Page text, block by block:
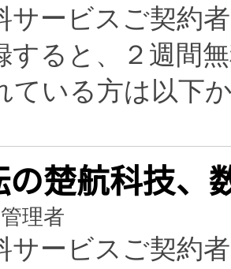
サービスご契約
すると、２週間
ている方は以下
の楚航科技、
理者
サービスご契約